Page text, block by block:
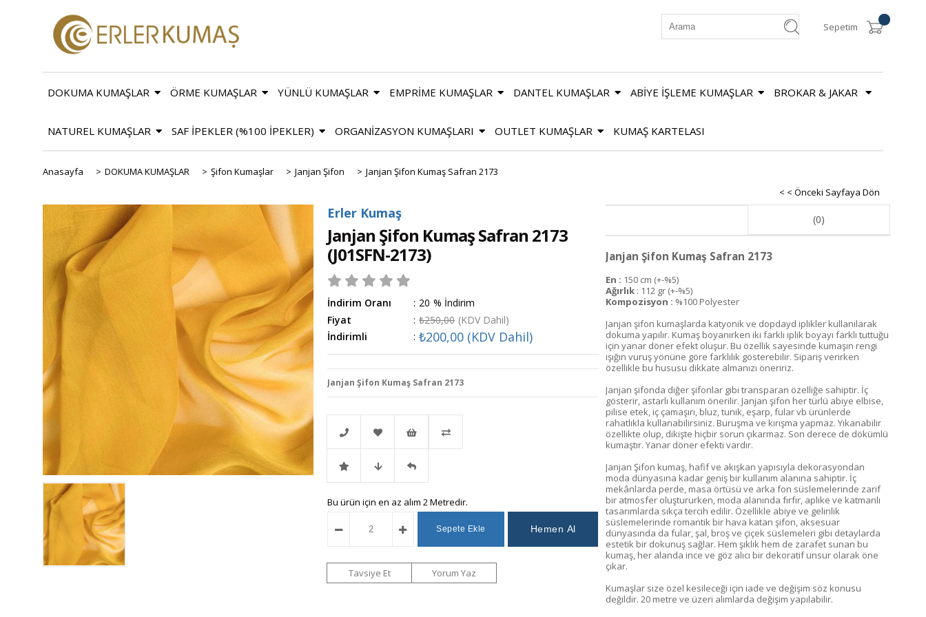
Sepetim
DOKUMA KUMAŞLAR ÖRME KUMAŞLAR YÜNLÜ KUMAŞLAR EMPRİME KUMAŞLAR DANTEL KUMAŞLAR ABİYE İŞLEME KUMAŞLAR BROKAR & JAKAR
NATUREL KUMAŞLAR SAF İPEKLER (%100 İPEKLER) ORGANİZASYON KUMAŞLARI OUTLET KUMAŞLAR KUMAŞ KARTELASI
Anasayfa > DOKUMA KUMAŞLAR > Şifon Kumaşlar > Janjan Şifon > Janjan Şifon Kumaş Safran 2173
< < Önceki Sayfaya Dön
Erler Kumaş
Janjan Şifon Kumaş Safran 2173
(J01SFN-2173)
İndirim Oranı : %
20
İndirim
Fiyat
: ₺250,00 (KDV Dahil)
İndirimli
: ₺200,00 (KDV Dahil)
Janjan Şifon Kumaş Safran 2173
Telefonla
Sipariş
Favorilere
Ekle
İstek
Listeme
Ekle
İndirimli Fiyat
Düşünce
Haber
Gelince
Haber
Bu ürün için en az alım 2 Metredir.
Tavsiye Et Yorum Yaz
(0)
Janjan Şifon Kumaş Safran 2173
En : 150 cm (+-%5)
Ağırlık : 112 gr (+-%5)
Kompozisyon : %100 Polyester
Janjan şifon kumaşlarda katyonik ve dopdayd iplikler kullanılarak
dokuma yapılır. Kumaş boyanırken iki farklı iplik boyayı farklı tuttuğu
için yanar döner efekt oluşur. Bu özellik sayesinde kumaşın rengi
ışığın vuruş yönüne göre farklılık gösterebilir. Sipariş verirken
özellikle bu hususu dikkate almanızı öneririz.
Janjan şifonda diğer şifonlar gibi transparan özelliğe sahiptir. İç
gösterir, astarlı kullanım önerilir. Janjan şifon her türlü abiye elbise,
pilise etek, iç çamaşırı, bluz, tunik, eşarp, fular vb ürünlerde
rahatlıkla kullanabilirsiniz. Buruşma ve kırışma yapmaz. Yıkanabilir
özellikte olup, dikişte hiçbir sorun çıkarmaz. Son derece de dökümlü
kumaştır. Yanar döner efekti vardır.
Janjan Şifon kumaş, hafif ve akışkan yapısıyla dekorasyondan
moda dünyasına kadar geniş bir kullanım alanına sahiptir. İç
mekânlarda perde, masa örtüsü ve arka fon süslemelerinde zarif
bir atmosfer oluştururken, moda alanında fırfır, aplike ve katmanlı
tasarımlarda sıkça tercih edilir. Özellikle abiye ve gelinlik
süslemelerinde romantik bir hava katan şifon, aksesuar
dünyasında da fular, şal, broş ve çiçek süslemeleri gibi detaylarda
estetik bir dokunuş sağlar. Hem şıklık hem de zarafet sunan bu
kumaş, her alanda ince ve göz alıcı bir dekoratif unsur olarak öne
çıkar.
Kumaşlar size özel kesileceği için iade ve değişim söz konusu
değildir. 20 metre ve üzeri alımlarda değişim yapılabilir.